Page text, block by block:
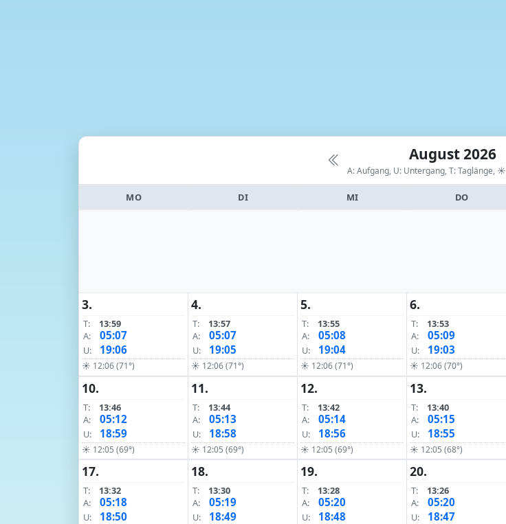
August 2026
A: Aufgang, U: Untergang, T: Taglänge,
MO DI MI DO
3.
T:
13:59
A:
05:07
U: 19:06
☀ 12:06 (71°)
4.
T:
13:57
A:
05:07
U: 19:05
☀ 12:06 (71°)
5.
T:
13:55
A:
05:08
U: 19:04
☀ 12:06 (71°)
6.
T:
13:53
A:
05:09
U: 19:03
☀ 12:06 (70°)
10.
T:
13:46
A:
05:12
U: 18:59
☀ 12:05 (69°)
11.
T:
13:44
A:
05:13
U: 18:58
☀ 12:05 (69°)
12.
T:
13:42
A:
05:14
U: 18:56
☀ 12:05 (69°)
13.
T:
13:40
A:
05:15
U: 18:55
☀ 12:05 (68°)
17.
T:
13:32
A:
05:18
U: 18:50
18.
T:
13:30
A:
05:19
U: 18:49
19.
T:
13:28
A:
05:20
U: 18:48
20.
T:
13:26
A:
05:20
U: 18:47